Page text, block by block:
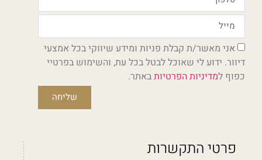
אני מאשר/ת קבלת פניות ומידע שיווקי בכל אמצעי
דיוור. ידוע לי שאוכל לבטל בכל עת, והשימוש בפרטיי
כפוף למדיניות הפרטיותבאתר.
שליחה
פרטי התקשרות